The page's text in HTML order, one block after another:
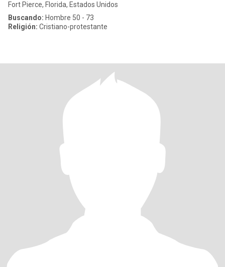
Fort Pierce, Florida, Estados Unidos
Buscando: Hombre 50 - 73
Religión: Cristiano-protestante